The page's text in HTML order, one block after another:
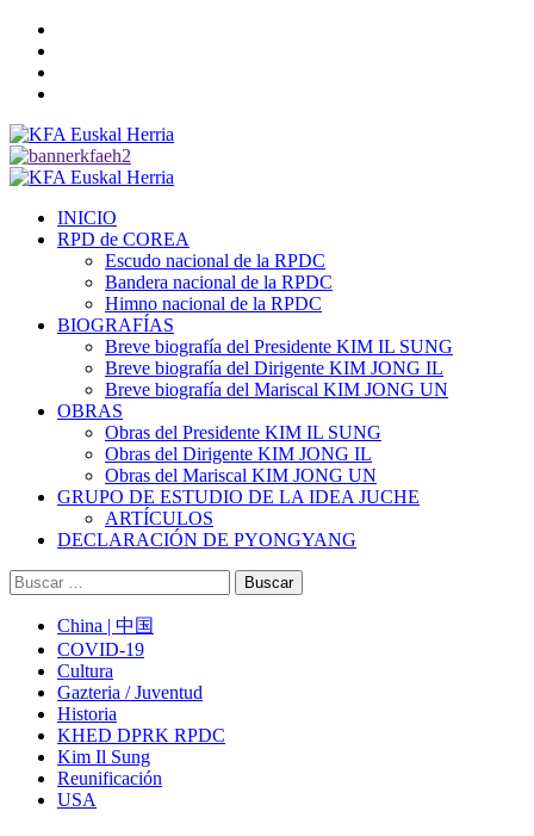
Saltar
contenido
Menú
INICIO
RPD de COREA
Escudo nacional de la RPDC
Bandera nacional de la RPDC
Himno nacional de la RPDC
BIOGRAFÍAS
Breve biografía del Presidente KIM IL SUNG
Breve biografía del Dirigente KIM JONG IL
Breve biografía del Mariscal KIM JONG UN
OBRAS
Obras del Presidente KIM IL SUNG
Obras del Dirigente KIM JONG IL
Obras del Mariscal KIM JONG UN
GRUPO DE ESTUDIO DE LA IDEA JUCHE
ARTÍCULOS
DECLARACIÓN DE PYONGYANG
Buscar:
China | 中国
COVID-19
Cultura
Gazteria / Juventud
Historia
KHED DPRK RPDC
Kim Il Sung
Reunificación
USA